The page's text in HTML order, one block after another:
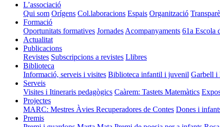
L’associació
Qui som Orígens Col.laboracions Espais Organització
Formació
Oportunitats formatives Jornades Acompanyaments 61a Escola
Actualitat
Publicacions
Revistes Subscripcions a revistes Llibres
Biblioteca
Informació, serveis i visites Biblioteca infantil i juvenil Garbell i
Serveis
Visites i Itineraris pedagògics Caàrem: Tastets Matemàtics
Projectes
MARC: Mestres Àvies Recuperadores de Contes Dones i
Premis